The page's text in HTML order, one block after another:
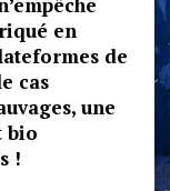
en
de
cas
une
bio
!